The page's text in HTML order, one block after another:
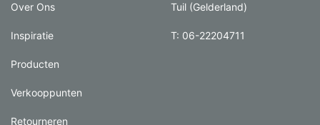
Over Ons
Inspiratie
Producten
Verkooppunten
Retourneren
Tuil (Gelderland)
T: 06-22204711